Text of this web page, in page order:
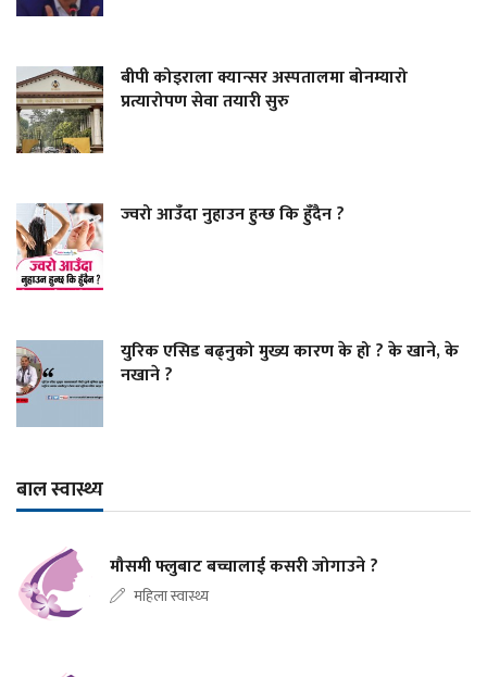
बीपी कोइराला क्यान्सर अस्पतालमा बोनम्यारो
प्रत्यारोपण सेवा तयारी सुरु
ज्वरो आउँदा नुहाउन हुन्छ कि हुँदैन ?
युरिक एसिड बढ्नुको मुख्य कारण के हो ? के खाने, के
नखाने ?
बाल स्वास्थ्य
मौसमी फ्लुबाट बच्चालाई कसरी जोगाउने ?
महिला स्वास्थ्य